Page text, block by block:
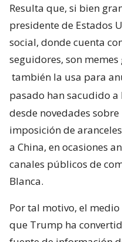
Resulta que, si bien
presidente de Estados
social, donde cuenta
seguidores, son
también la usa para
pasado han sacudido
desde novedades
imposición de
a China, en ocasiones
canales públicos de
Blanca.
Por tal motivo, el medio
que Trump ha